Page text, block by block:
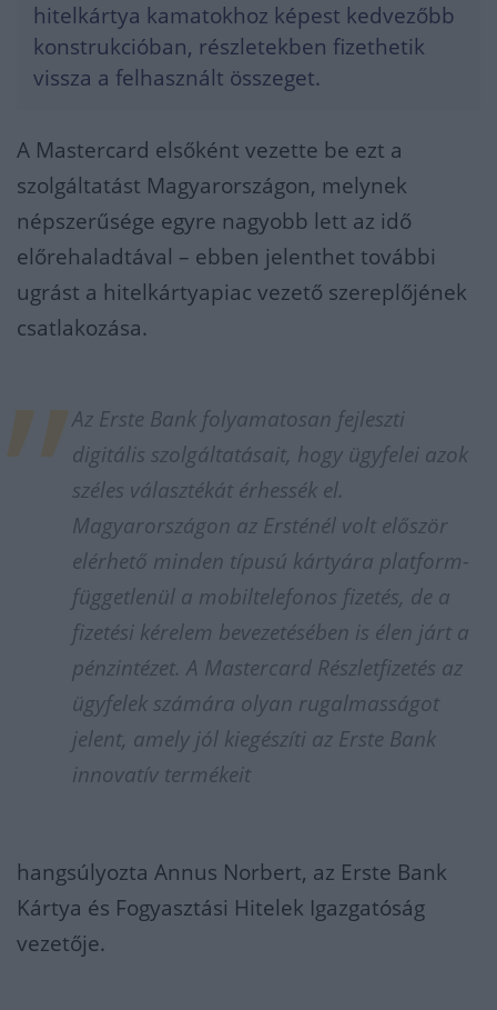
hitelkártya kamatokhoz képest kedvezőbb
konstrukcióban, részletekben fizethetik
vissza a felhasznált összeget.
A Mastercard elsőként vezette be ezt a
szolgáltatást Magyarországon, melynek
népszerűsége egyre nagyobb lett az idő
előrehaladtával – ebben jelenthet további
ugrást a hitelkártyapiac vezető szereplőjének
csatlakozása.
Az Erste Bank folyamatosan fejleszti
digitális szolgáltatásait, hogy ügyfelei azok
széles választékát érhessék el.
Magyarországon az Ersténél volt először
elérhető minden típusú kártyára platform-
függetlenül a mobiltelefonos fizetés, de a
fizetési kérelem bevezetésében is élen járt a
pénzintézet. A Mastercard Részletfizetés az
ügyfelek számára olyan rugalmasságot
jelent, amely jól kiegészíti az Erste Bank
innovatív termékeit
hangsúlyozta Annus Norbert, az Erste Bank
Kártya és Fogyasztási Hitelek Igazgatóság
vezetője.